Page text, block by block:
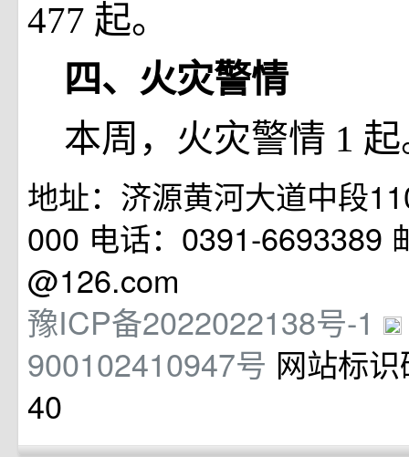
477 起。
四、火灾警情
本周，火灾警情 1
地址：济源黄河大道中段
000 电话：0391-6693389
@126.com
豫ICP备2022022138号-1
900102410947号 网站标
40